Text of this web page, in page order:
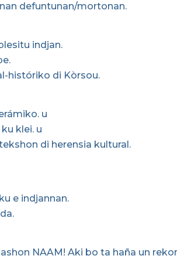
defuntunan/mortonan.
indjan.
históriko di Kòrsou.
u
klei. u
di herensia kultural.
e indjannan.
NAAM! Aki bo ta haña un